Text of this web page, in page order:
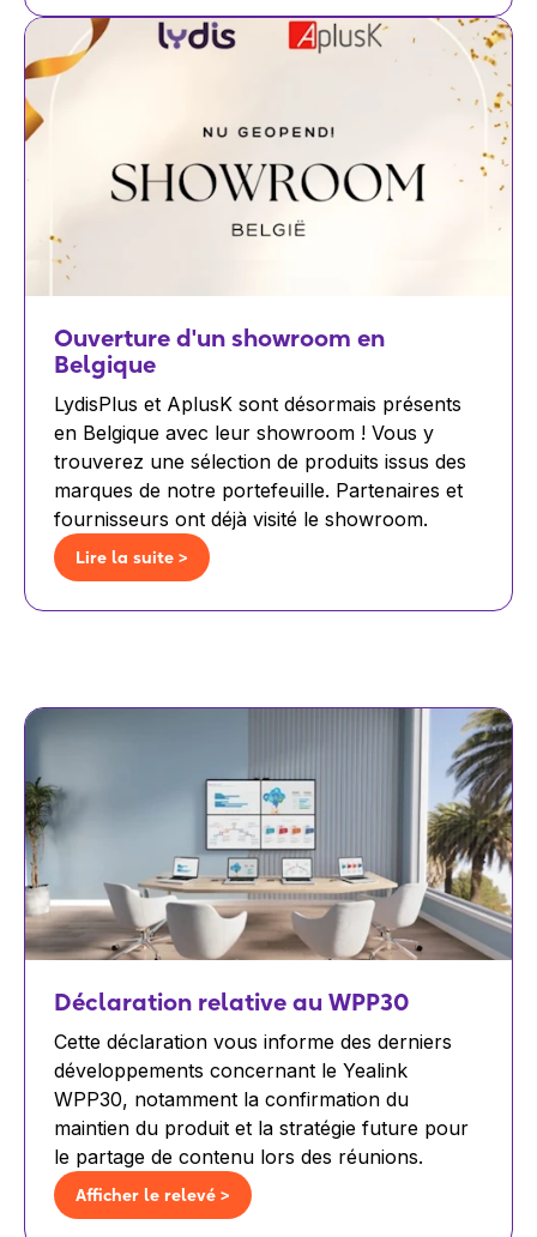
Ouverture d'un showroom en
Belgique
LydisPlus et AplusK sont désormais présents
en Belgique avec leur showroom ! Vous y
trouverez une sélection de produits issus des
marques de notre portefeuille. Partenaires et
fournisseurs ont déjà visité le showroom.
Lire la suite >
Déclaration relative au WPP30
Cette déclaration vous informe des derniers
développements concernant le Yealink
WPP30, notamment la confirmation du
maintien du produit et la stratégie future pour
le partage de contenu lors des réunions.
Afficher le relevé >